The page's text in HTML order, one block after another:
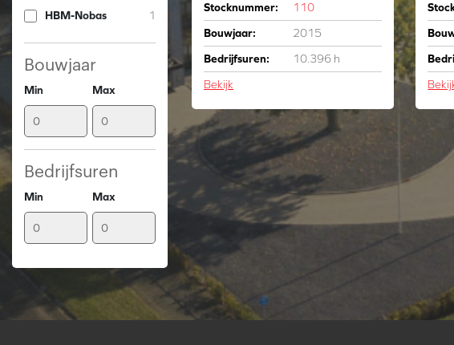
HBM-Nobas
1
Bouwjaar
Min Max
Bedrijfsuren
Min Max
Stocknummer:
110
Bouwjaar:
2015
Bedrijfsuren:
10.396 h
Bekijk